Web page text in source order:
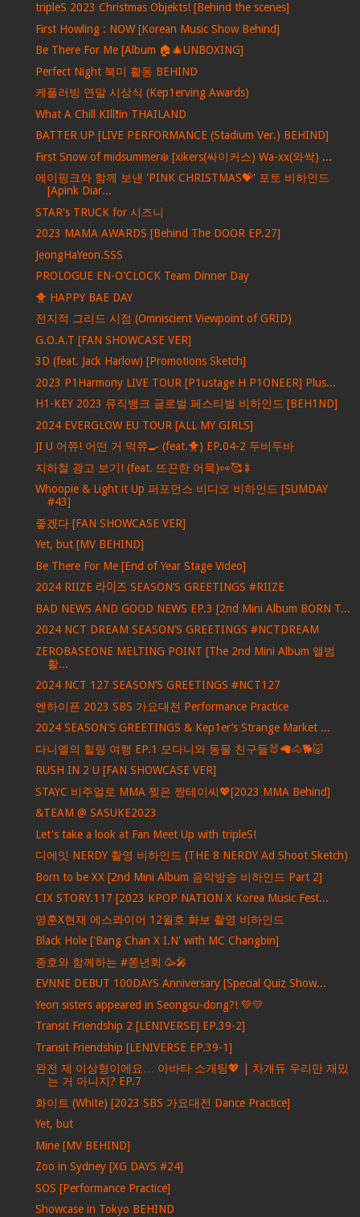
tripleS 2023 Christmas Objekts! [Behind the scenes]
First Howling : NOW [Korean Music Show Behind]
Be There For Me [Album 🏠🎄UNBOXING]
Perfect Night 북미 활동 BEHIND
케플러빙 연말 시상식 (Kep1erving Awards)
What A Chill KIll❗️in THAILAND
BATTER UP [LIVE PERFORMANCE (Stadium Ver.) BEHIND]
First Snow of midsummer❄️ [xikers(싸이커스) Wa-xx(와싹) ...
에이핑크와 함께 보낸 'PINK CHRISTMAS💝' 포토 비하인드
[Apink Diar...
STAR's TRUCK for 시즈니
2023 MAMA AWARDS [Behind The DOOR EP.27]
JeongHaYeon.SSS
PROLOGUE EN-O'CLOCK Team Dinner Day
🐥 HAPPY BAE DAY
전지적 그리드 시점 (Omniscient Viewpoint of GRID)
G.O.A.T [FAN SHOWCASE VER]
3D (feat. Jack Harlow) [Promotions Sketch]
2023 P1Harmony LIVE TOUR [P1ustage H P1ONEER] Plus...
H1-KEY 2023 뮤직뱅크 글로벌 페스티벌 비하인드 [BEH1ND]
2024 EVERGLOW EU TOUR [ALL MY GIRLS]
JI U 어쮸! 어떤 거 먹쮸🍳 (feat.🐥) EP.04-2 두비두바
지하철 광고 보기! (feat. 뜨끈한 어묵)👀🥰🍢
Whoopie & Light it Up 퍼포먼스 비디오 비하인드 [SUMDAY
#43]
좋겠다 [FAN SHOWCASE VER]
Yet, but [MV BEHIND]
Be There For Me [End of Year Stage Video]
2024 RIIZE 라이즈 SEASON’S GREETINGS #RIIZE
BAD NEWS AND GOOD NEWS EP.3 [2nd Mini Album BORN T...
2024 NCT DREAM SEASON’S GREETINGS #NCTDREAM
ZEROBASEONE MELTING POINT [The 2nd Mini Album 앨범
활...
2024 NCT 127 SEASON’S GREETINGS #NCT127
엔하이픈 2023 SBS 가요대전 Performance Practice
2024 SEASON'S GREETINGS & Kep1er’s Strange Market ...
다니엘의 힐링 여행 EP.1 모다니와 동물 친구들🐰🦙🐴🐕🐷
RUSH IN 2 U [FAN SHOWCASE VER]
STAYC 비주얼로 MMA 찢은 짱테이씨💖[2023 MMA Behind]
&TEAM @ SASUKE2023
Let's take a look at Fan Meet Up with tripleS!
디에잇 NERDY 촬영 비하인드 (THE 8 NERDY Ad Shoot Sketch)
Born to be XX [2nd Mini Album 음악방송 비하인드 Part 2]
CIX STORY.117 [2023 KPOP NATION X Korea Music Fest...
영훈X현재 에스콰이어 12월호 화보 촬영 비하인드
Black Hole ['Bang Chan X I.N' with MC Changbin]
종호와 함께하는 #쫑년회 🥳🎤
EVNNE DEBUT 100DAYS Anniversary [Special Quiz Show...
Yeon sisters appeared in Seongsu-dong?! 💚💛
Transit Friendship 2 [LENIVERSE] EP.39-2]
Transit Friendship [LENIVERSE EP.39-1]
완전 제 이상형이에요… 아바타 소개팅💖 | 차개듀 우리만 재밌
는 거 아니지? EP.7
화이트 (White) [2023 SBS 가요대전 Dance Practice]
Yet, but
Mine [MV BEHIND]
Zoo in Sydney [XG DAYS #24]
SOS [Performance Practice]
Showcase in Tokyo BEHIND